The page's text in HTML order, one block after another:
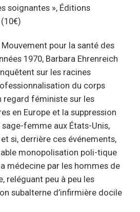
soignantes », Éditions
Mouvement pour la santé des
1970, Barbara Ehrenreich
sur les racines
du corps
regard féministe sur les
en Europe et la suppression
femme aux États-Unis,
si, derrière ces événements,
monopolisation poli-tique
médecine par les hommes de
reléguant peu à peu les
subalterne d’infirmière docile